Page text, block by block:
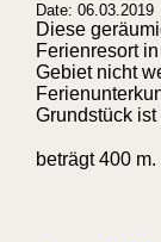
Date: 06.03.2019
Diese
Ferienresort
Gebiet nicht
Grundstück
beträgt 400